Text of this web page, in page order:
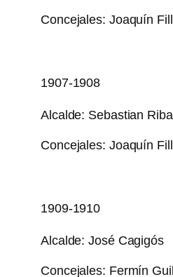
Concejales: Joaquín
1907-1908
Alcalde: Sebastian
Concejales: Joaquín
1909-1910
Alcalde: José Cagigós
Concejales: Fermín